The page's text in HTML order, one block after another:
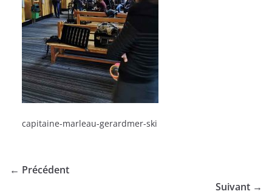
capitaine-marleau-gerardmer-ski
← Précédent
Suivant →